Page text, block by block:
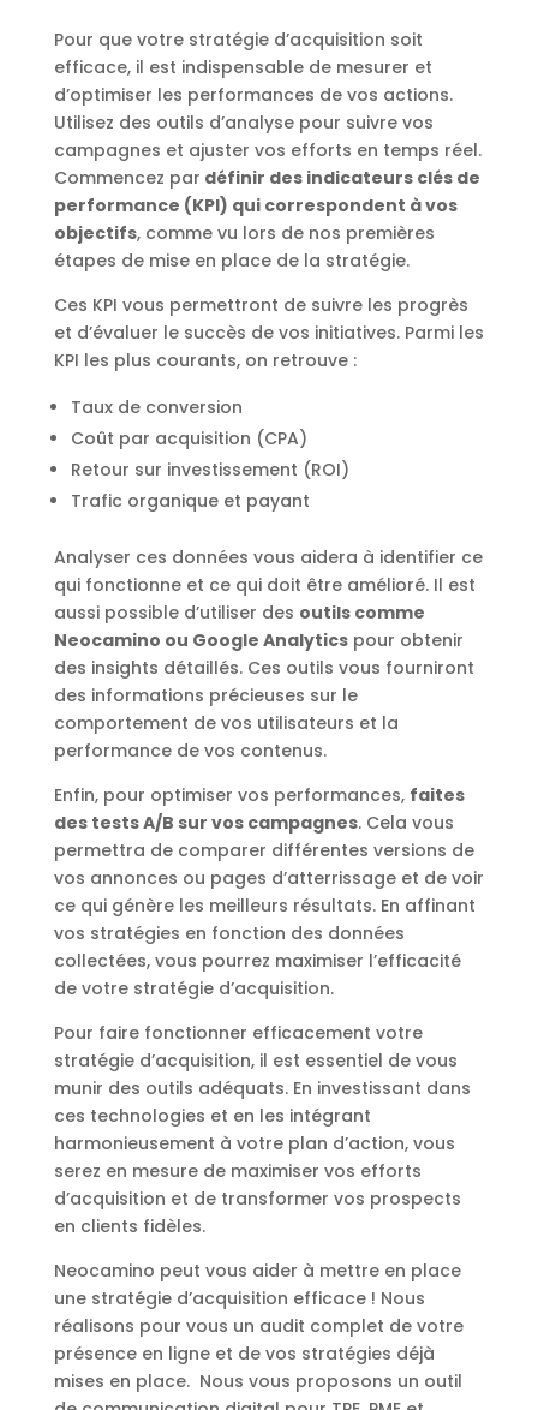
Pour que votre stratégie d’acquisition soit
efficace, il est indispensable de mesurer et
d’optimiser les performances de vos actions.
Utilisez des outils d’analyse pour suivre vos
campagnes et ajuster vos efforts en temps réel.
Commencez par définir des indicateurs clés de
performance (KPI) qui correspondent à vos
objectifs, comme vu lors de nos premières
étapes de mise en place de la stratégie.
Ces KPI vous permettront de suivre les progrès
et d’évaluer le succès de vos initiatives. Parmi les
KPI les plus courants, on retrouve :
Taux de conversion
Coût par acquisition (CPA)
Retour sur investissement (ROI)
Trafic organique et payant
Analyser ces données vous aidera à identifier ce
qui fonctionne et ce qui doit être amélioré. Il est
aussi possible d’utiliser des outils comme
Neocamino ou Google Analyticspour obtenir
des insights détaillés. Ces outils vous fourniront
des informations précieuses sur le
comportement de vos utilisateurs et la
performance de vos contenus.
Enfin, pour optimiser vos performances, faites
des tests A/B sur vos campagnes. Cela vous
permettra de comparer différentes versions de
vos annonces ou pages d’atterrissage et de voir
ce qui génère les meilleurs résultats. En affinant
vos stratégies en fonction des données
collectées, vous pourrez maximiser l’efficacité
de votre stratégie d’acquisition.
Pour faire fonctionner efficacement votre
stratégie d’acquisition, il est essentiel de vous
munir des outils adéquats. En investissant dans
ces technologies et en les intégrant
harmonieusement à votre plan d’action, vous
serez en mesure de maximiser vos efforts
d’acquisition et de transformer vos prospects
en clients fidèles.
Neocamino peut vous aider à mettre en place
une stratégie d’acquisition efficace ! Nous
réalisons pour vous un audit complet de votre
présence en ligne et de vos stratégies déjà
mises en place. Nous vous proposons un outil